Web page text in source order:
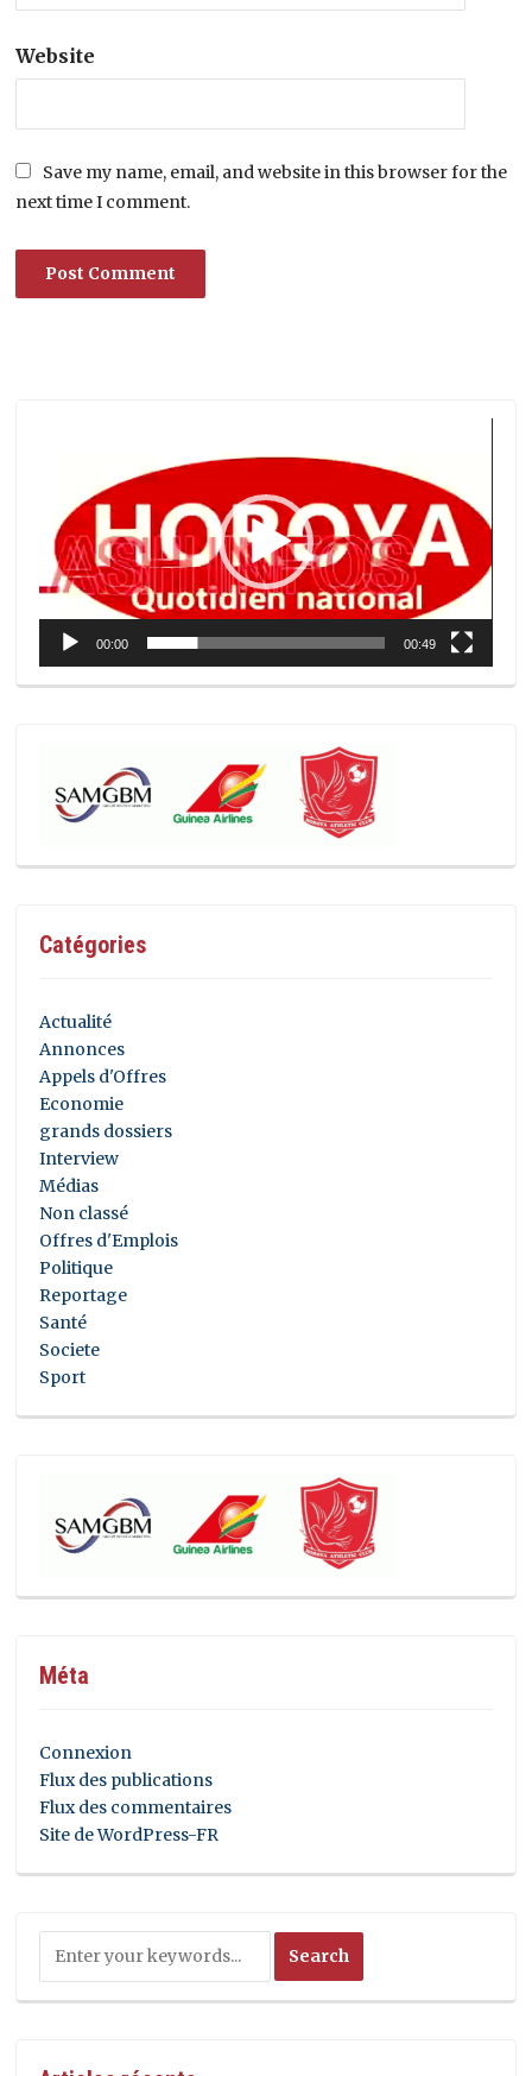
Website
Save my name, email, and website in this browser for the
next time I comment.
00:00 00:49
Catégories
Actualité
Annonces
Appels d'Offres
Economie
grands dossiers
Interview
Médias
Non classé
Offres d'Emplois
Politique
Reportage
Santé
Societe
Sport
Méta
Connexion
Flux des publications
Flux des commentaires
Site de WordPress-FR